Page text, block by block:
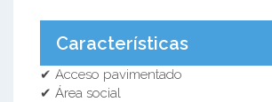
Características
✔ Acceso pavimentado
✔ Área social